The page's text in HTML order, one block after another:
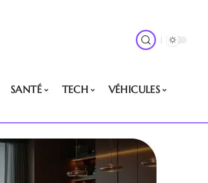
SANTÉ TECH
VÉHICULES